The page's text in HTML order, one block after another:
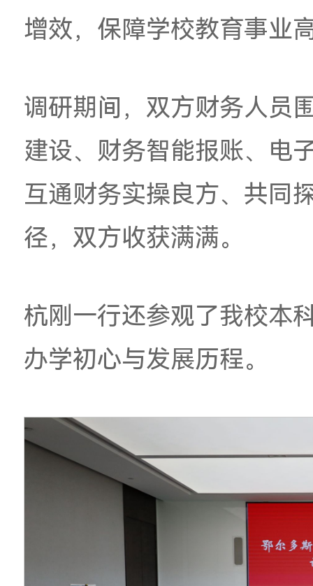
杭刚
对我校悉心接待
合、财务智能化建设
本次学习交流，化解
增效，保障学校教育
调研期间，双方财务
建设、财务智能报账
互通财务实操良方、
径，双方收获满满。
杭刚一行还参观了